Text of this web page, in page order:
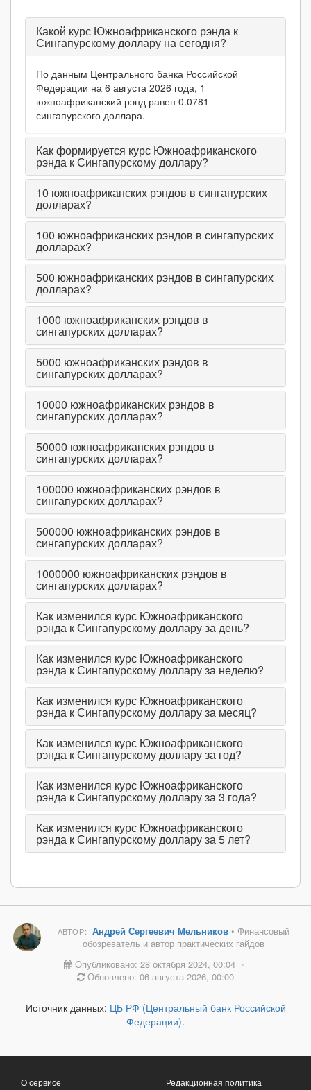
Какой курс Южноафриканского рэнда к
Сингапурскому доллару на сегодня?
По данным Центрального банка Российской
Федерации на 6 августа 2026 года, 1
южноафриканский рэнд равен 0.0781
сингапурского доллара.
Как формируется курс Южноафриканского
рэнда к Сингапурскому доллару?
10 южноафриканских рэндов в сингапурских
долларах?
100 южноафриканских рэндов в сингапурских
долларах?
500 южноафриканских рэндов в сингапурских
долларах?
1000 южноафриканских рэндов в
сингапурских долларах?
5000 южноафриканских рэндов в
сингапурских долларах?
10000 южноафриканских рэндов в
сингапурских долларах?
50000 южноафриканских рэндов в
сингапурских долларах?
100000 южноафриканских рэндов в
сингапурских долларах?
500000 южноафриканских рэндов в
сингапурских долларах?
1000000 южноафриканских рэндов в
сингапурских долларах?
Как изменился курс Южноафриканского
рэнда к Сингапурскому доллару за день?
Как изменился курс Южноафриканского
рэнда к Сингапурскому доллару за неделю?
Как изменился курс Южноафриканского
рэнда к Сингапурскому доллару за месяц?
Как изменился курс Южноафриканского
рэнда к Сингапурскому доллару за год?
Как изменился курс Южноафриканского
рэнда к Сингапурскому доллару за 3 года?
Как изменился курс Южноафриканского
рэнда к Сингапурскому доллару за 5 лет?
АВТОР: Андрей Сергеевич Мельников• Финансовый
обозреватель и автор практических гайдов
Опубликовано: 28 октября 2024, 00:04 •
Обновлено: 06 августа 2026, 00:00
Источник данных: ЦБ РФ (Центральный банк Российской
Федерации).
О сервисе Редакционная политика